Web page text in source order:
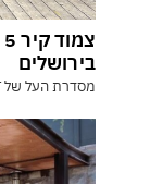
בירושלים
מסדרת העל של KFT